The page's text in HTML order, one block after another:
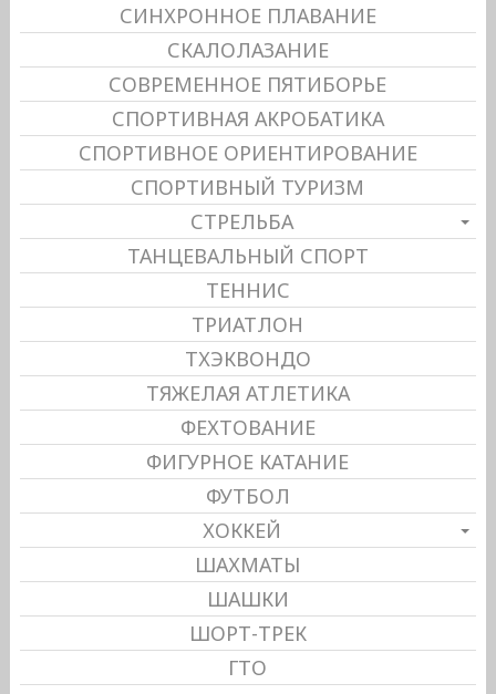
СИНХРОННОЕ ПЛАВАНИЕ
СКАЛОЛАЗАНИЕ
СОВРЕМЕННОЕ ПЯТИБОРЬЕ
СПОРТИВНАЯ АКРОБАТИКА
СПОРТИВНОЕ ОРИЕНТИРОВАНИЕ
СПОРТИВНЫЙ ТУРИЗМ
СТРЕЛЬБА
ТАНЦЕВАЛЬНЫЙ СПОРТ
ТЕННИС
ТРИАТЛОН
ТХЭКВОНДО
ТЯЖЕЛАЯ АТЛЕТИКА
ФЕХТОВАНИЕ
ФИГУРНОЕ КАТАНИЕ
ФУТБОЛ
ХОККЕЙ
ШАХМАТЫ
ШАШКИ
ШОРТ-ТРЕК
ГТО